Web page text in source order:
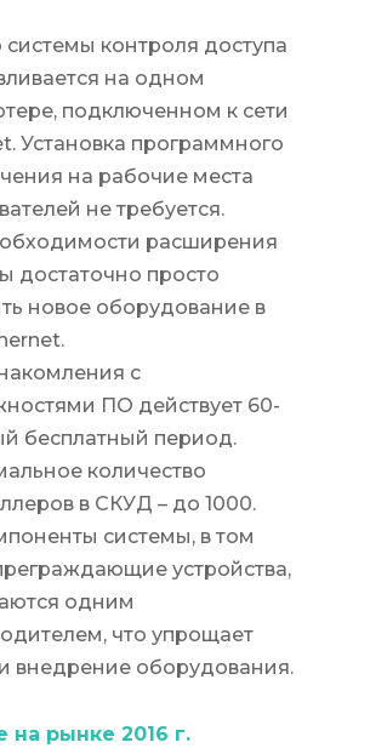
системы контроля доступа
на одном
подключенном к сети
Установка программного
на рабочие места
не требуется.
расширения
достаточно просто
новое оборудование в
с
ПО действует 60-
бесплатный период.
количество
в СКУД – до 1000.
системы, в том
устройства,
одним
что упрощает
внедрение оборудования.
на рынке 2016 г.